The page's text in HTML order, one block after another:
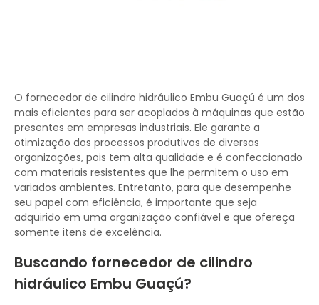
O fornecedor de cilindro hidráulico Embu Guaçú é um dos
mais eficientes para ser acoplados à máquinas que estão
presentes em empresas industriais. Ele garante a
otimização dos processos produtivos de diversas
organizações, pois tem alta qualidade e é confeccionado
com materiais resistentes que lhe permitem o uso em
variados ambientes. Entretanto, para que desempenhe
seu papel com eficiência, é importante que seja
adquirido em uma organização confiável e que ofereça
somente itens de excelência.
Buscando fornecedor de cilindro
hidráulico Embu Guaçú?